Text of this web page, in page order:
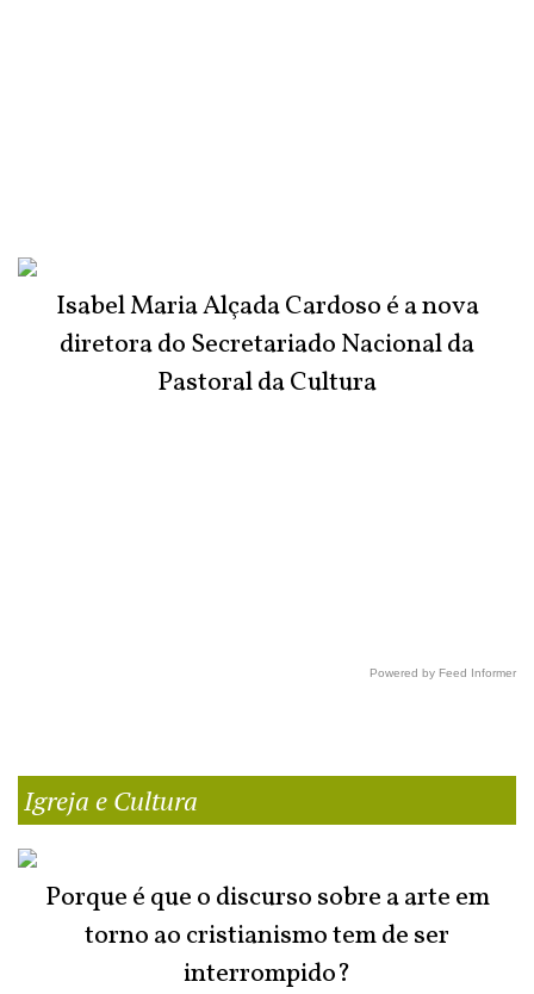
Isabel Maria Alçada Cardoso é a nova
diretora do Secretariado Nacional da
Pastoral da Cultura
Powered by Feed Informer
Igreja e Cultura
Porque é que o discurso sobre a arte em
torno ao cristianismo tem de ser
interrompido?